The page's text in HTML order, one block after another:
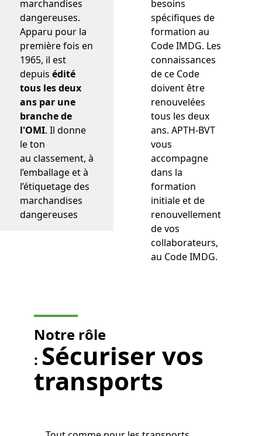
marchandises
dangereuses.
Apparu pour la
première fois en
1965, il est
depuis édité
tous les deux
ans par une
branche de
l'OMI. Il donne
le ton
au classement, à
l’emballage et à
l’étiquetage des
marchandises
dangereuses
besoins
spécifiques de
formation au
Code IMDG. Les
connaissances
de ce Code
doivent être
renouvelées
tous les deux
ans. APTH-BVT
vous
accompagne
dans la
formation
initiale et de
renouvellement
de vos
collaborateurs,
au Code IMDG.
Notre rôle
: Sécuriser vos
transports